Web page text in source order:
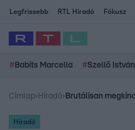
Legfrissebb RTL Híradó Fókusz
# Babits Marcella #Szellő István
Címlap› Híradó›
Híradó